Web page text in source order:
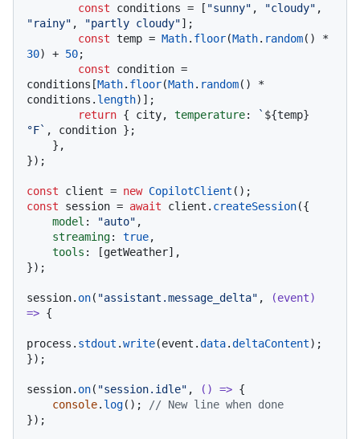
const conditions = [ "sunny" , "cloudy"
"rainy" , "partly cloudy"];
const temp = Math. floor(Math. random
30) + 50;
const condition =
conditions[Math. floor(Math. random() *
conditions. length)];
return { city, temperature: ` ${temp}
°F` , condition };
});
const client = new CopilotClient
const session = await client. createSession({
model : "auto" ,
streaming: true,
tools : [getWeather],
});
session. on( "assistant.message_delta" , (event)
=> {
process. stdout .write(event.data.deltaContent);
});
session. on( "session.idle" , () => {
console. log();
// New line when done
});